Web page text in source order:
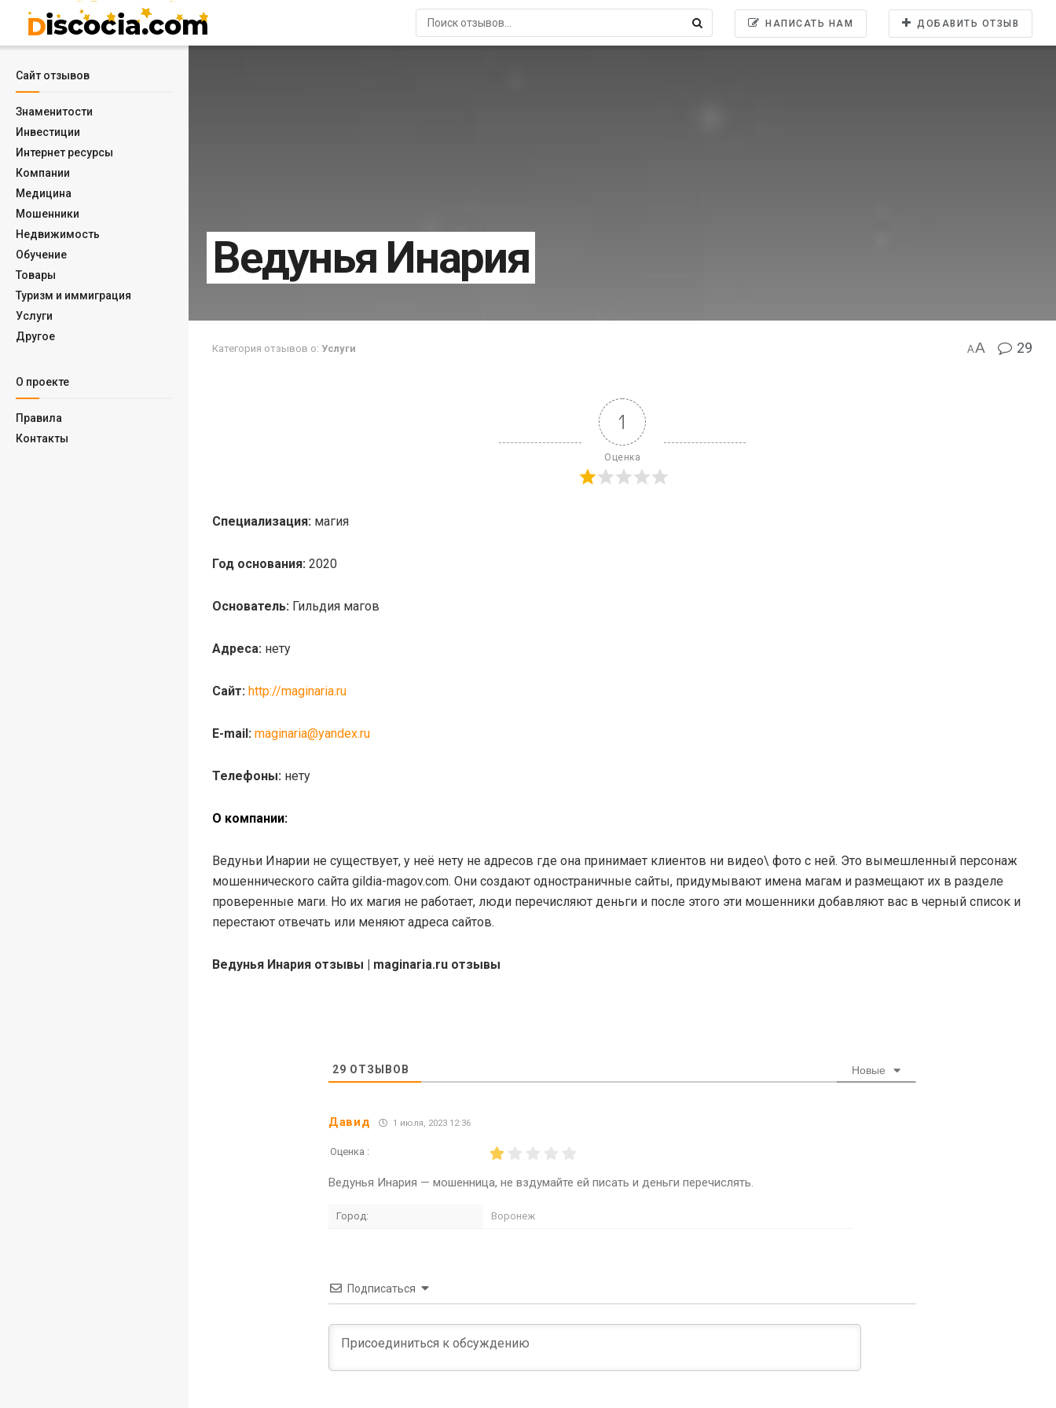
Сайт отзывов
Знаменитости
Инвестиции
Интернет ресурсы
Компании
Медицина
Мошенники
Недвижимость
Обучение
Товары
Туризм и иммиграция
Услуги
Другое
О проекте
Правила
Контакты
НАПИСАТЬ НАМ ДОБАВИТЬ ОТЗЫВ
Ведунья Инария
Категория отзывов о: Услуги AA 29
1
Оценка
Специализация: магия
Год основания: 2020
Основатель: Гильдия магов
Адреса: нету
Сайт: http://maginaria.ru
E-mail: maginaria@yandex.ru
Телефоны: нету
О компании:
Ведуньи Инарии не существует, у неё нету не адресов где она принимает клиентов ни видео\ фото с ней. Это вымешленный персонаж
мошеннического сайта gildia-magov.com. Они создают одностраничные сайты, придумывают имена магам и размещают их в разделе
проверенные маги. Но их магия не работает, люди перечисляют деньги и после этого эти мошенники добавляют вас в черный список и
перестают отвечать или меняют адреса сайтов.
Ведунья Инария отзывы | maginaria.ru отзывы
29 ОТЗЫВОВ Новые
Давид 1 июля, 2023 12:36
Оценка :
Ведунья Инария — мошенница, не вздумайте ей писать и деньги перечислять.
Город: Воронеж
Подписаться